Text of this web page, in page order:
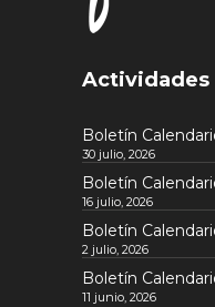
Actividades
Boletín
30 julio, 2026
Boletín
16 julio, 2026
Boletín
2 julio, 2026
Boletín
11 junio, 2026